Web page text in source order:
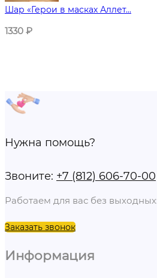
Шар «Герои в масках Аллет...
1330 ₽
Нужна помощь?
Звоните: +7 (812) 606-70-00
Работаем для вас без
Заказать звонок
Информация